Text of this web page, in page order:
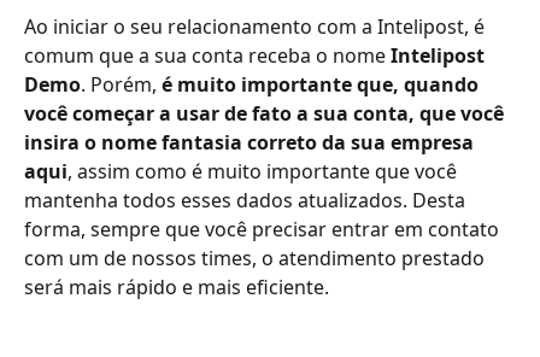
Ao iniciar o seu relacionamento com a Intelipost, é
comum que a sua conta receba o nome Intelipost
Demo. Porém, é muito importante que, quando
você começar a usar de fato a sua conta, que você
insira o nome fantasia correto da sua empresa
aqui, assim como é muito importante que você
mantenha todos esses dados atualizados. Desta
forma, sempre que você precisar entrar em contato
com um de nossos times, o atendimento prestado
será mais rápido e mais eficiente.